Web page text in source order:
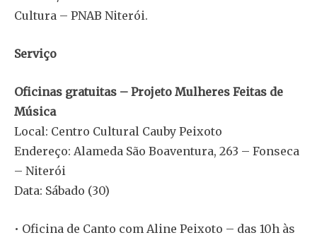
Cultura – PNAB Niterói.
Serviço
Oficinas gratuitas – Projeto Mulheres Feitas de
Música
Local: Centro Cultural Cauby Peixoto
Endereço: Alameda São Boaventura, 263 – Fonseca
– Niterói
Data: Sábado (30)
• Oficina de Canto com Aline Peixoto – das 10h às